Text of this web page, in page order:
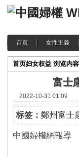
首頁 女性主義
首页妇女权益 浏览内容
富士
2022-10-31 01:09
标签： 鄭州富士
中國婦權